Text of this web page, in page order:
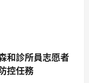
和診所員志愿者
控任務